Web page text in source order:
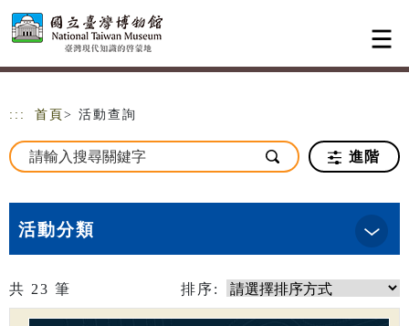
跳到主要內容
網站導覽
::: 首頁 > 活動查詢
進階
活動分類
共 23 筆 排序: